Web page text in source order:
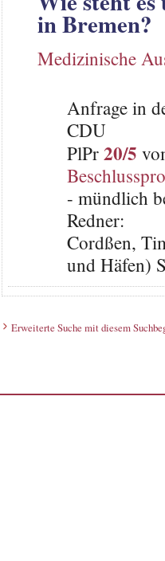
in Bremen?
Medizinische
Anfrage in
CDU
PlPr20/5
- mündlich
Redner:
Cordßen,
und Häfen)
Erweiterte Suche mit diesem